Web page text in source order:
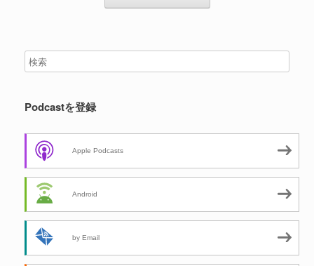
Podcastを登録
Apple Podcasts
Android
by Email